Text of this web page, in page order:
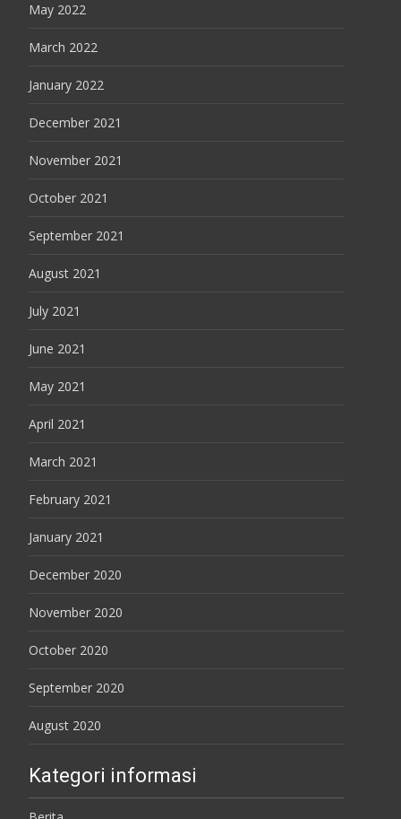
May 2022
March 2022
January 2022
December 2021
November 2021
October 2021
September 2021
August 2021
July 2021
June 2021
May 2021
April 2021
March 2021
February 2021
January 2021
December 2020
November 2020
October 2020
September 2020
August 2020
Kategori informasi